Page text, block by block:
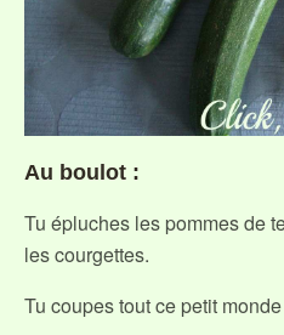
Au boulot :
Tu épluches les pommes de
les courgettes.
Tu coupes tout ce petit